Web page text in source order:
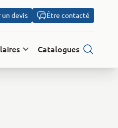
un devis Être contacté
Catalogues